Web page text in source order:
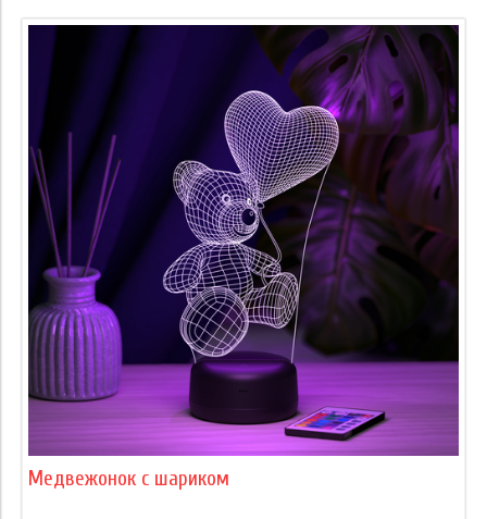
Медвежонок с шариком